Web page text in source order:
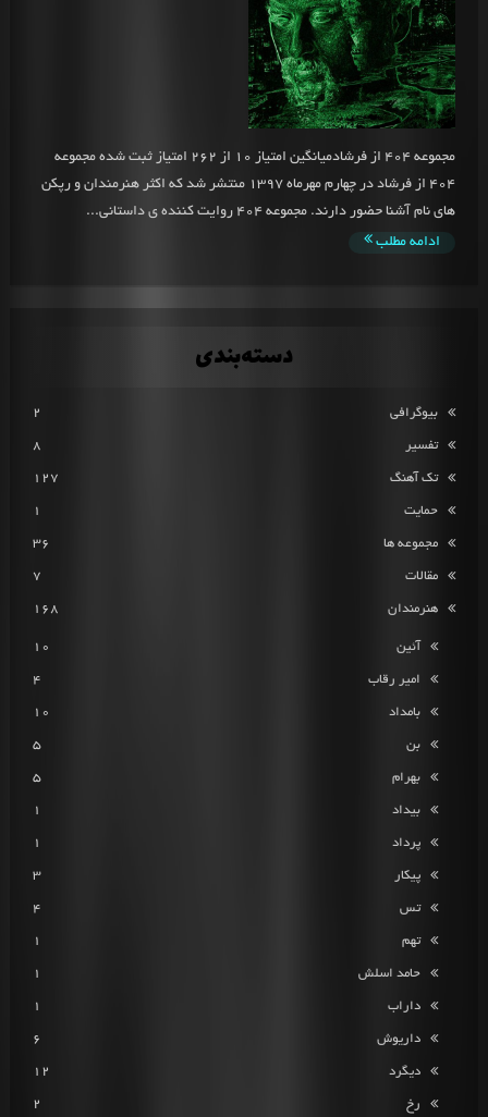
مجموعه 404 از فرشادمیانگین امتیاز 10 از 262 امتیاز ثبت شده مجموعه
404 از فرشاد در چهارم مهرماه 1397 منتشر شد که اکثر هنرمندان و رپکن
های نام آشنا حضور دارند. مجموعه 404 روایت کننده ی داستانی...
ادامه مطلب
دسته‌بندی
بیوگرافی 2
تفسیر 8
تک آهنگ 127
حمایت 1
مجموعه ها 36
مقالات 7
هنرمندان 168
آئین 10
امیر رقاب 4
بامداد 10
بن 5
بهرام 5
بیداد 1
پرداد 1
پیکار 3
تس 4
تهم 1
حامد اسلش 1
داراب 1
داریوش 6
دیگرد 12
رخ 2